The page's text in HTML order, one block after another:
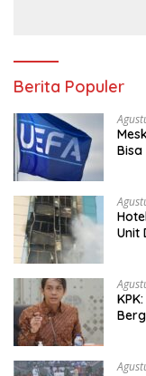
Berita Populer
Unit